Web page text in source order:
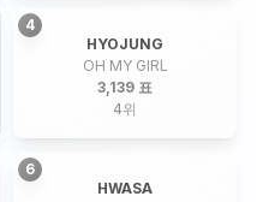
4
HYOJUNG
OH MY GIRL
3,139 표
4위
6
HWASA